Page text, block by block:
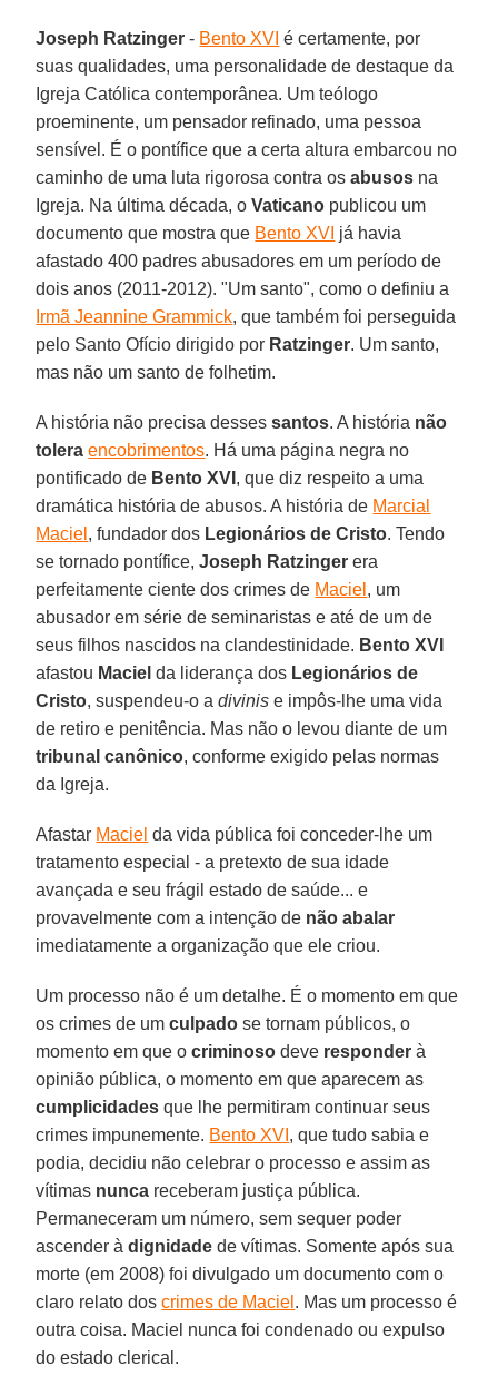
Joseph Ratzinger - Bento XVI é certamente, por
suas qualidades, uma personalidade de destaque da
Igreja Católica contemporânea. Um teólogo
proeminente, um pensador refinado, uma pessoa
sensível. É o pontífice que a certa altura embarcou no
caminho de uma luta rigorosa contra osabusos na
Igreja. Na última década, oVaticano publicou um
documento que mostra que Bento XVI já havia
afastado 400 padres abusadores em um período de
dois anos (2011-2012). "Um santo", como o definiu a
Irmã Jeannine Grammick, que também foi perseguida
pelo Santo Ofício dirigido por Ratzinger. Um santo,
mas não um santo de folhetim.
A história não precisa dessessantos. A história não
tolera encobrimentos. Há uma página negra no
pontificado de Bento XVI , que diz respeito a uma
dramática história de abusos. A história de Marcial
Maciel , fundador dos Legionários de Cristo. Tendo
se tornado pontífice,Joseph Ratzinger era
perfeitamente ciente dos crimes de Maciel , um
abusador em série de seminaristas e até de um de
seus filhos nascidos na clandestinidade. Bento XVI
afastou Maciel da liderança dos Legionários de
Cristo, suspendeu-o adivinis e impôs-lhe uma vida
de retiro e penitência. Mas não o levou diante de um
tribunal canônico, conforme exigido pelas normas
da Igreja.
Afastar Maciel da vida pública foi conceder-lhe um
tratamento especial - a pretexto de sua idade
avançada e seu frágil estado de saúde... e
provavelmente com a intenção de não abalar
imediatamente a organização que ele criou.
Um processo não é um detalhe. É o momento em que
os crimes de umculpado se tornam públicos, o
momento em que ocriminoso deve responder à
opinião pública, o momento em que aparecem as
cumplicidades que lhe permitiram continuar seus
crimes impunemente. Bento XVI , que tudo sabia e
podia, decidiu não celebrar o processo e assim as
vítimas nunca receberam justiça pública.
Permaneceram um número, sem sequer poder
ascender àdignidade de vítimas. Somente após sua
morte (em 2008) foi divulgado um documento com o
claro relato doscrimes de Maciel . Mas um processo é
outra coisa. Maciel nunca foi condenado ou expulso
do estado clerical.